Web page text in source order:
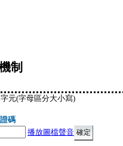
制
元(字母區分大小寫)
碼
播放圖檔聲音